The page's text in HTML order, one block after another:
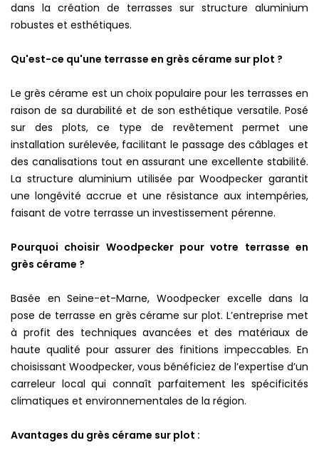
dans la création de terrasses sur structure aluminium
robustes et esthétiques.
Qu'est-ce qu'une terrasse en grès cérame sur plot ?
Le grès cérame est un choix populaire pour les terrasses en
raison de sa durabilité et de son esthétique versatile. Posé
sur des plots, ce type de revêtement permet une
installation surélevée, facilitant le passage des câblages et
des canalisations tout en assurant une excellente stabilité.
La structure aluminium utilisée par Woodpecker garantit
une longévité accrue et une résistance aux intempéries,
faisant de votre terrasse un investissement pérenne.
Pourquoi choisir Woodpecker pour votre terrasse en
grès cérame ?
Basée en Seine-et-Marne, Woodpecker excelle dans la
pose de terrasse en grès cérame sur plot. L’entreprise met
à profit des techniques avancées et des matériaux de
haute qualité pour assurer des finitions impeccables. En
choisissant Woodpecker, vous bénéficiez de l’expertise d’un
carreleur local qui connaît parfaitement les spécificités
climatiques et environnementales de la région.
Avantages du grès cérame sur plot :